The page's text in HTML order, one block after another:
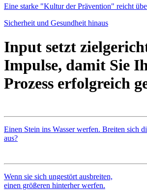
Eine starke "Kultur der Prävention" reicht
Sicherheit und Gesundheit hinaus
Input setzt
Impulse, damit Sie
Prozess erfolgreich
Einen Stein ins Wasser werfen. Breiten sich
aus?
Wenn sie sich ungestört ausbreiten,
einen größeren hinterher werfen.